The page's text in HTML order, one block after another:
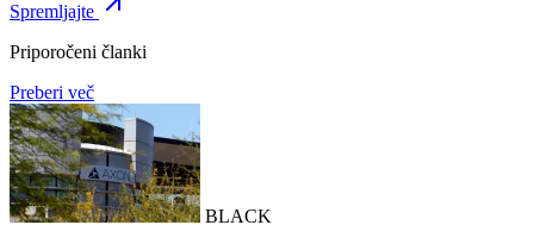
Spremljajte
Priporočeni članki
Preberi več
BLACK